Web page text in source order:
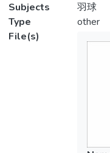
Subjects
羽球
Type
other
File(s)